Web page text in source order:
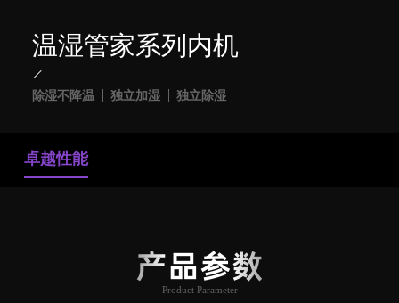
温湿管家系列内机
除湿不降温 独立加湿 独立除湿
卓越性能
产品参数
Product Parameter